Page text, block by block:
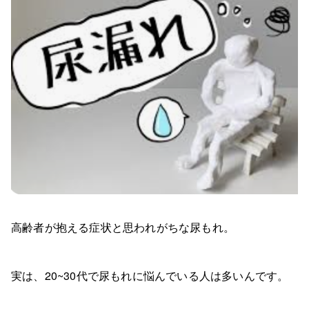
高齢者が抱える症状と思われがちな尿もれ。
実は、20~30代で尿もれに悩んでいる人は多いんです。